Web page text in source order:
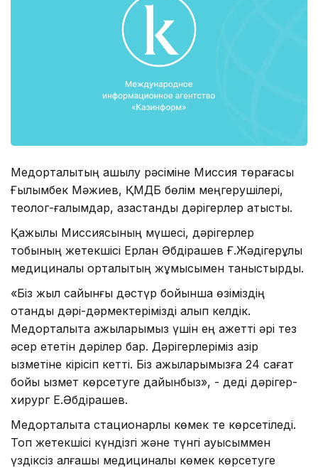
Медорталықтың ашылу рәсіміне Миссия төрағасы
Ғылымбек Мәжиев, ҚМДБ бөлім меңгерушілері,
теолог-ғалымдар, қазақстандық дәрігерлер қатысты.
Қажылық Миссиясының мүшесі, дәрігерлер
тобының жетекшісі Ерлан Әбдірашев Ғ.Жәдігерұлы
медициналық орталықтың жұмысымен таныстырды.
«Біз жыл сайынғы дәстүр бойынша өзіміздің
отандық дәрі-дәрмектерімізді алып келдік.
Медорталықта қажыларымыз үшін ең қажетті әрі тез
әсер ететін дәрілер бар. Дәрігерлеріміз қазір
қызметіне кірісіп кетті. Біз қажыларымызға 24 сағат
бойы қызмет көрсетуге дайынбыз», - деді дәрігер-
хирург Е.Әбдірашев.
Медорталықта стационарлық көмек те көрсетіледі.
Топ жетекшісі күндізгі және түнгі ауысыммен
үздіксіз алғашқы медициналық көмек көрсетуге